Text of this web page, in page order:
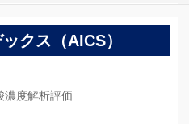
クス（AICS）
濃度解析評価